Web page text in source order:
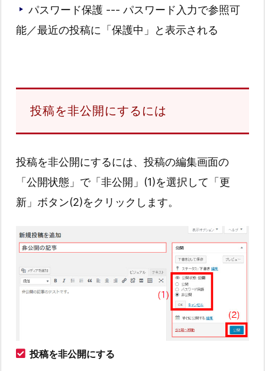
パスワード保護 --- パスワード入力で参照可
能／最近の投稿に「保護中」と表示される
投稿を非公開にするには
投稿を非公開にするには、投稿の編集画面の
「公開状態」で「非公開」(1)を選択して「更
新」ボタン(2)をクリックします。
投稿を非公開にする